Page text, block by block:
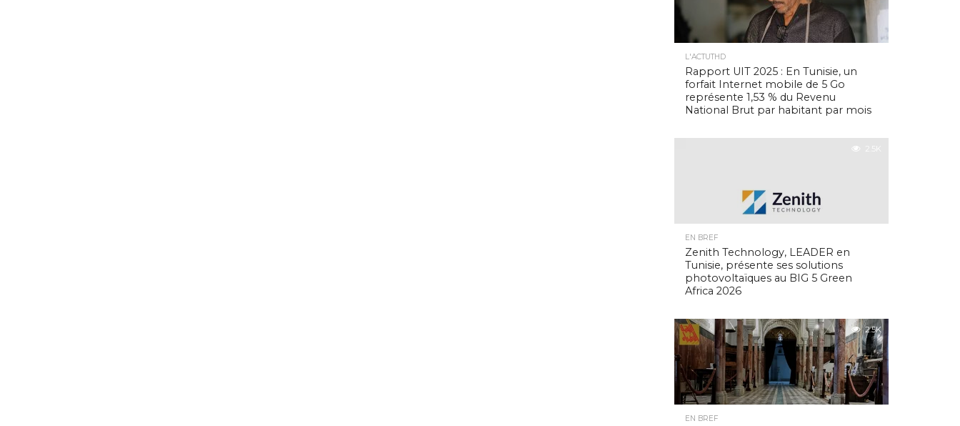
L'ACTUTHD
Rapport UIT 2025 : En Tunisie, un
forfait Internet mobile de 5 Go
représente 1,53 % du Revenu
National Brut par habitant par mois
2.5K
EN BREF
Zenith Technology, LEADER en
Tunisie, présente ses solutions
photovoltaïques au BIG 5 Green
Africa 2026
2.5K
EN BREF